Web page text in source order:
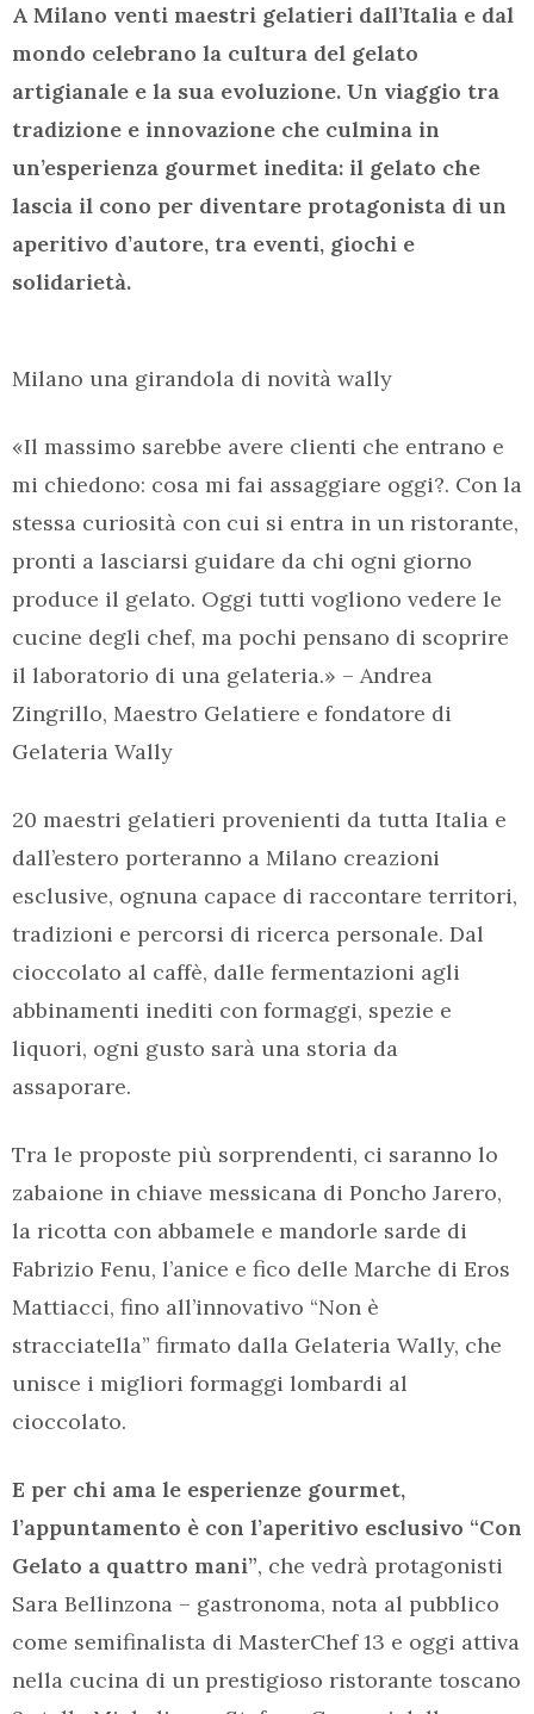
A Milano venti maestri gelatieri dall’Italia e dal
mondo celebrano la cultura del gelato
artigianale e la sua evoluzione. Un viaggio tra
tradizione e innovazione che culmina in
un’esperienza gourmet inedita: il gelato che
lascia il cono per diventare protagonista di un
aperitivo d’autore, tra eventi, giochi e
solidarietà.
Milano una girandola di novità wally
«Il massimo sarebbe avere clienti che entrano e
mi chiedono: cosa mi fai assaggiare oggi?. Con la
stessa curiosità con cui si entra in un ristorante,
pronti a lasciarsi guidare da chi ogni giorno
produce il gelato. Oggi tutti vogliono vedere le
cucine degli chef, ma pochi pensano di scoprire
il laboratorio di una gelateria.» – Andrea
Zingrillo, Maestro Gelatiere e fondatore di
Gelateria Wally
20 maestri gelatieri provenienti da tutta Italia e
dall’estero porteranno a Milano creazioni
esclusive, ognuna capace di raccontare territori,
tradizioni e percorsi di ricerca personale. Dal
cioccolato al caffè, dalle fermentazioni agli
abbinamenti inediti con formaggi, spezie e
liquori, ogni gusto sarà una storia da
assaporare.
Tra le proposte più sorprendenti, ci saranno lo
zabaione in chiave messicana di Poncho Jarero,
la ricotta con abbamele e mandorle sarde di
Fabrizio Fenu, l’anice e fico delle Marche di Eros
Mattiacci, fino all’innovativo “Non è
stracciatella” firmato dalla Gelateria Wally, che
unisce i migliori formaggi lombardi al
cioccolato.
E per chi ama le esperienze gourmet,
l’appuntamento è con l’aperitivo esclusivo “Con
Gelato a quattro mani”, che vedrà protagonisti
Sara Bellinzona – gastronoma, nota al pubblico
come semifinalista di MasterChef 13 e oggi attiva
nella cucina di un prestigioso ristorante toscano